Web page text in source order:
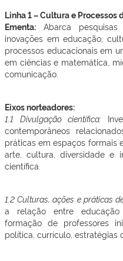
Linha 1 – Cultura e Processos
Ementa: Abarca
inovações em educação,
processos educacionais em
em ciências e matemática,
comunicação.
Eixos norteadores:
1.1 Divulgação científica:
contemporâneos
práticas em espaços formais
arte, cultura, diversidade e
científica.
1.2 Culturas, ações e práticas
a relação entre
formação de professores
política, currículo, estratégias